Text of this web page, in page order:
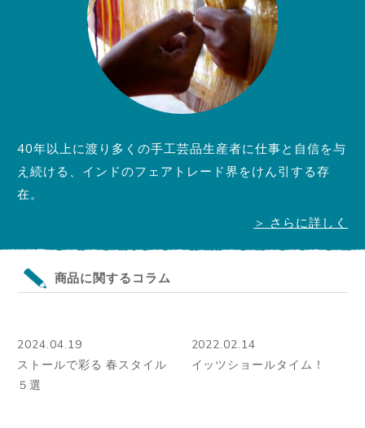
40年以上に渡り多くの手工芸品生産者に仕事と自信を与
え続ける、インドのフェアトレード界をけん引する存
在。
＞ さらに詳しく
商品に関するコラム
2024.04.19
ストールで彩る 春スタイル
５選
2022.02.14
イッツショールタイム！